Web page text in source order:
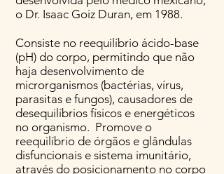
o Dr. Isaac Goiz Duran, em 1988.
Consiste no reequilíbrio ácido-base
(pH) do corpo, permitindo que não
haja desenvolvimento de
microrganismos (bactérias, vírus,
parasitas e fungos), causadores de
desequilíbrios físicos e energéticos
no organismo. Promove o
reequilíbrio de órgãos e glândulas
disfuncionais e sistema imunitário,
através do posicionamento no corpo